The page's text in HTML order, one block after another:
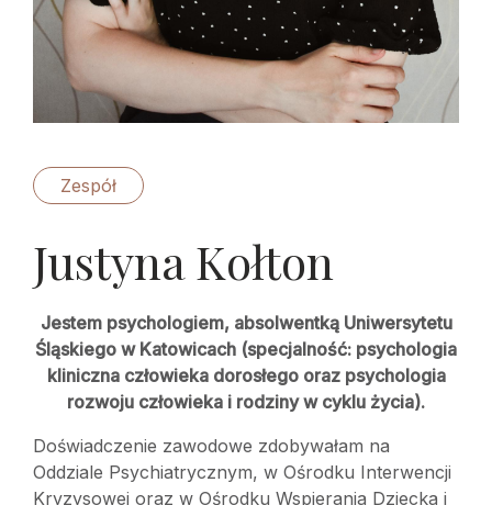
Zespół
Justyna Kołton
Jestem psychologiem, absolwentką Uniwersytetu
Śląskiego w Katowicach (specjalność: psychologia
kliniczna człowieka dorosłego oraz psychologia
rozwoju człowieka i rodziny w cyklu życia).
Doświadczenie zawodowe zdobywałam na
Oddziale Psychiatrycznym, w Ośrodku Interwencji
Kryzysowej oraz w Ośrodku Wspierania Dziecka i